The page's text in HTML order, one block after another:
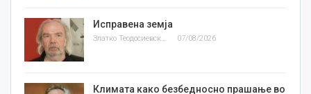
Исправена земја
Златко Теодосиевски 07/08/2026
Климата како безбедносно прашање во